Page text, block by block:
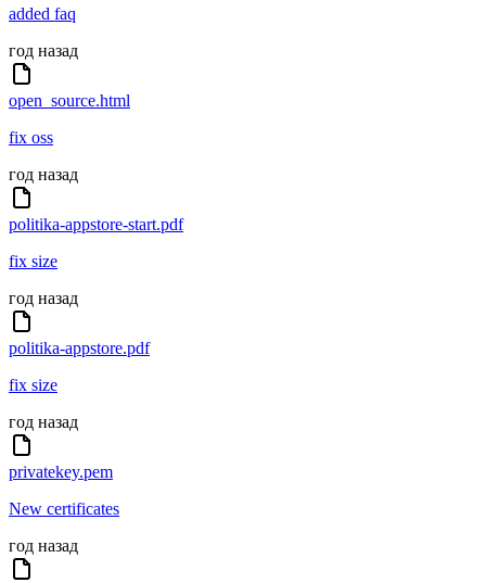
added faq
год назад
open_source.html
fix oss
год назад
politika-appstore-start.pdf
fix size
год назад
politika-appstore.pdf
fix size
год назад
privatekey.pem
New certificates
год назад